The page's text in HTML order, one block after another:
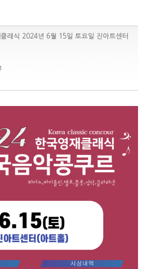
래식 2024년 6월 15일 토요일 진아트센터